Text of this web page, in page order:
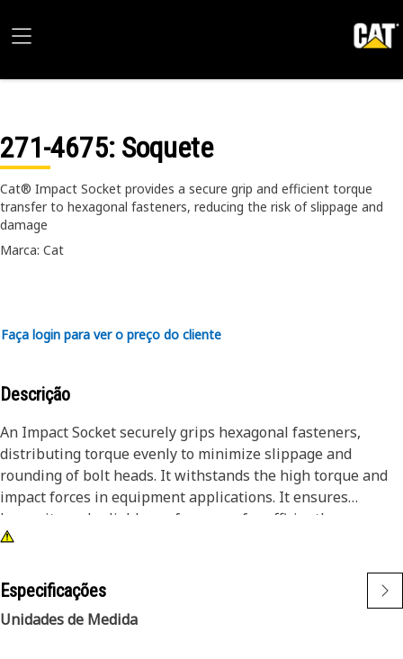
271-4675: Soquete
Cat® Impact Socket provides a secure grip and efficient torque
transfer to hexagonal fasteners, reducing the risk of slippage and
damage
Marca: Cat
Faça login para ver o preço do cliente
Descrição
An Impact Socket securely grips hexagonal fasteners,
distributing torque evenly to minimize slippage and
rounding of bolt heads. It withstands the high torque and
impact forces in equipment applications. It ensures
longevity and reliable performance for efficiently
tightening and loosening bolts and nuts in the equipment,
Attributes:
• 3/8" drive for compatibility with different impact tools.
Especificações
Unidades de Medida